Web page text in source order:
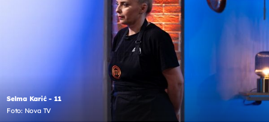
Selma Karić - 11
Foto: Nova TV